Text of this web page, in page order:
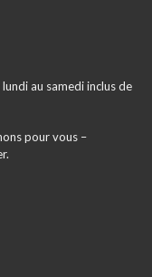
au samedi inclus de
pour vous –